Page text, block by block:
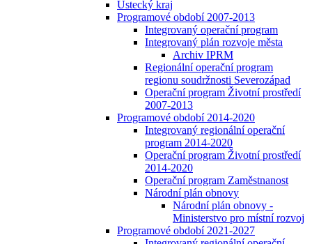
Ústecký kraj
Programové období 2007-2013
Integrovaný operační program
Integrovaný plán rozvoje města
Archiv IPRM
Regionální operační program
regionu soudržnosti Severozápad
Operační program Životní prostředí
2007-2013
Programové období 2014-2020
Integrovaný regionální operační
program 2014-2020
Operační program Životní prostředí
2014-2020
Operační program Zaměstnanost
Národní plán obnovy
Národní plán obnovy -
Ministerstvo pro místní rozvoj
Programové období 2021-2027